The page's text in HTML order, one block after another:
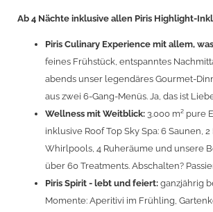
Ab 4 Nächte inklusive allen Piris Highlight-
Piris Culinary Experience mit allem,
feines Frühstück, entspanntes
abends unser legendäres Gourmet-
aus zwei 6-Gang-Menüs. Ja, das ist
Wellness mit Weitblick: 3.000 m² pure
inklusive Roof Top Sky Spa: 6 Saunen, 2
Whirlpools, 4 Ruheräume und unsere
über 60 Treatments. Abschalten?
Piris Spirit - lebt und feiert: ganzjährig
Momente: Aperitivi im Frühling,